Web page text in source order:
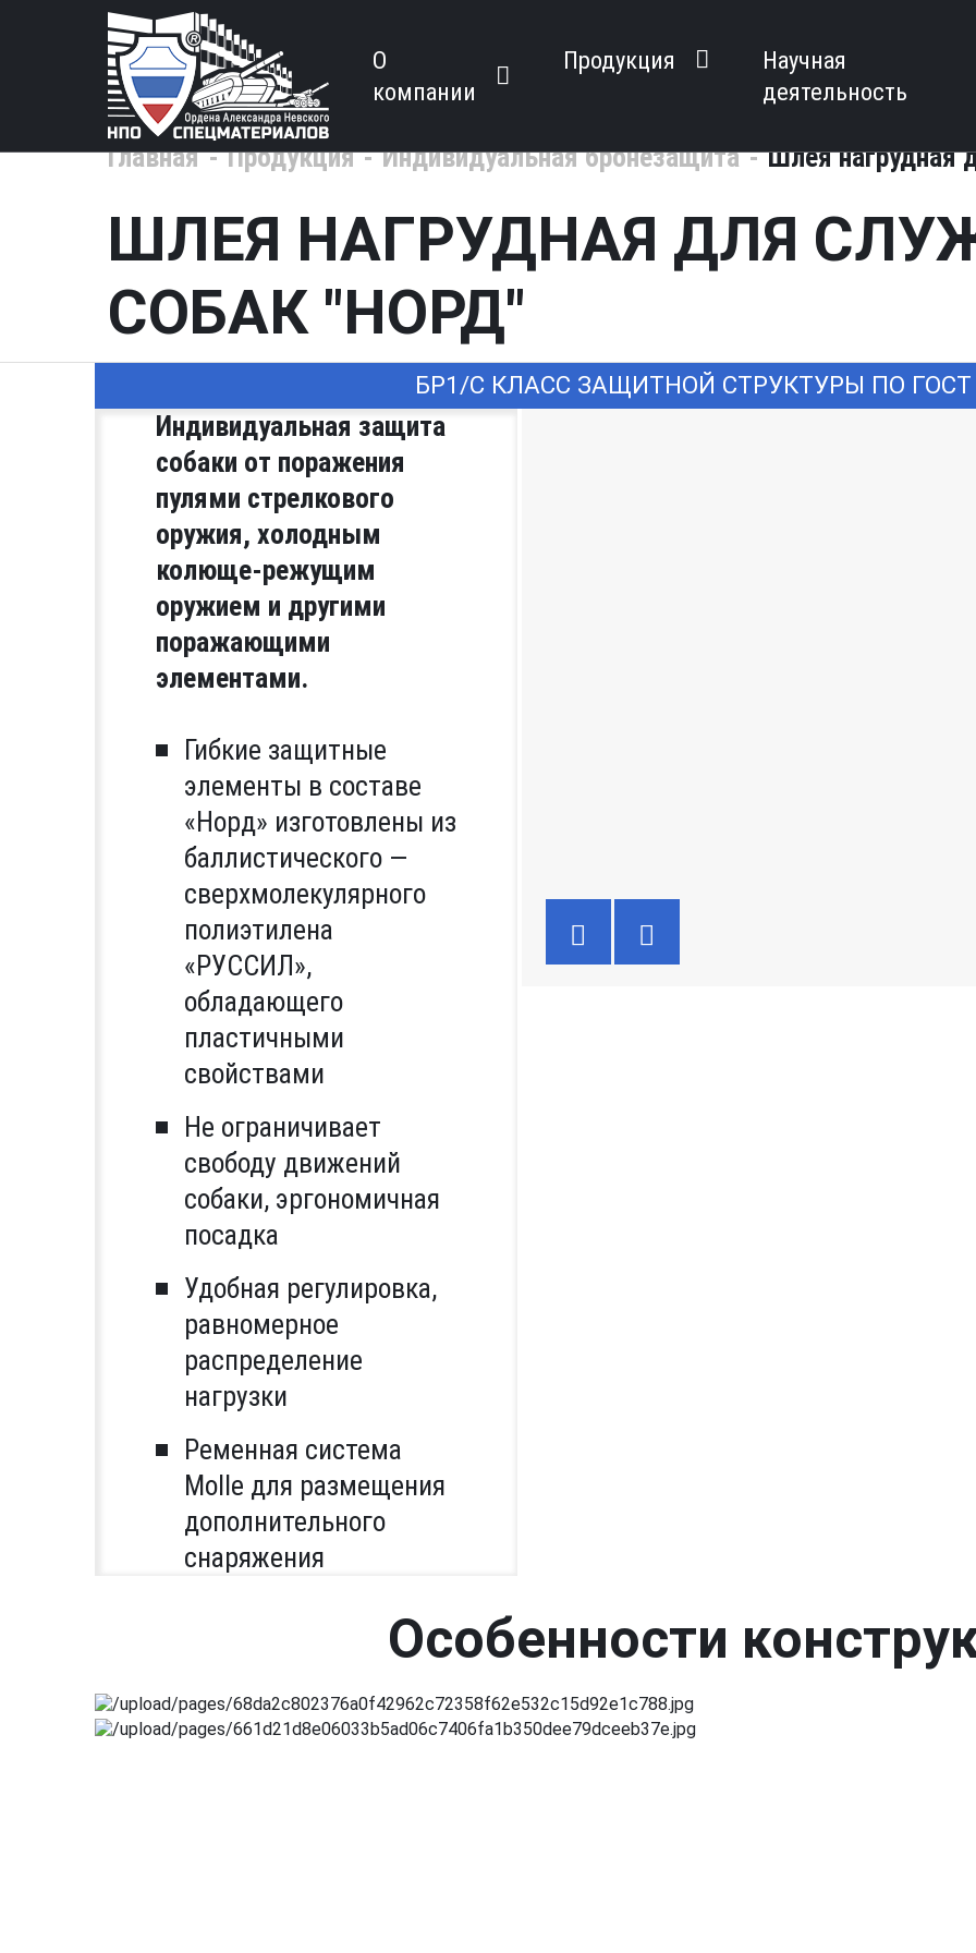
О
компании
Продукция
Научная
деятельность
Главная Продукция Индивидуальная бронезащита Шлея нагрудная
ШЛЕЯ НАГРУДНАЯ ДЛЯ
СОБАК "НОРД"
БР1/С КЛАСС ЗАЩИТНОЙ СТРУКТУРЫ ПО ГОСТ
Индивидуальная защита
собаки от поражения
пулями стрелкового
оружия, холодным
колюще-режущим
оружием и другими
поражающими
элементами.
Гибкие защитные
элементы в составе
«Норд» изготовлены из
баллистического —
сверхмолекулярного
полиэтилена
«РУССИЛ»,
обладающего
пластичными
свойствами
Не ограничивает
свободу движений
собаки, эргономичная
посадка
Удобная регулировка,
равномерное
распределение
нагрузки
Ременная система
Molle для размещения
дополнительного
снаряжения
Особенности